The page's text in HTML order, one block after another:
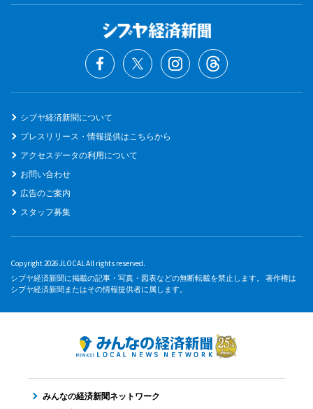
シブヤ経済新聞について
プレスリリース・情報提供はこちらから
アクセスデータの利用について
お問い合わせ
広告のご案内
スタッフ募集
Copyright 2026 JLOCAL All rights reserved.
シブヤ経済新聞に掲載の記事・写真・図表などの無断転載を禁止します。 著作権は
シブヤ経済新聞またはその情報提供者に属します。
みんなの経済新聞ネットワーク